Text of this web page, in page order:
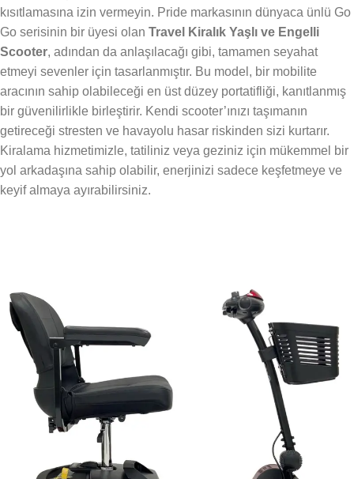
kısıtlamasına izin vermeyin. Pride markasının dünyaca ünlü Go
Go serisinin bir üyesi olan Travel Kiralık Yaşlı ve Engelli
Scooter, adından da anlaşılacağı gibi, tamamen seyahat
etmeyi sevenler için tasarlanmıştır. Bu model, bir mobilite
aracının sahip olabileceği en üst düzey portatifliği, kanıtlanmış
bir güvenilirlikle birleştirir. Kendi scooter’ınızı taşımanın
getireceği stresten ve havayolu hasar riskinden sizi kurtarır.
Kiralama hizmetimizle, tatiliniz veya geziniz için mükemmel bir
yol arkadaşına sahip olabilir, enerjinizi sadece keşfetmeye ve
keyif almaya ayırabilirsiniz.